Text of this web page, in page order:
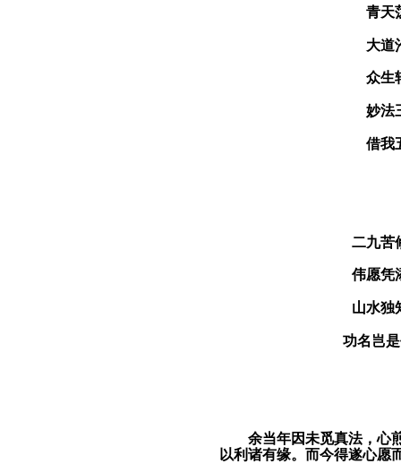
青天
大道
众生
妙法
借我
二九苦
伟愿凭
山水独
功名岂
余当年因未觅真法，心
以利诸有缘。而今得遂心愿